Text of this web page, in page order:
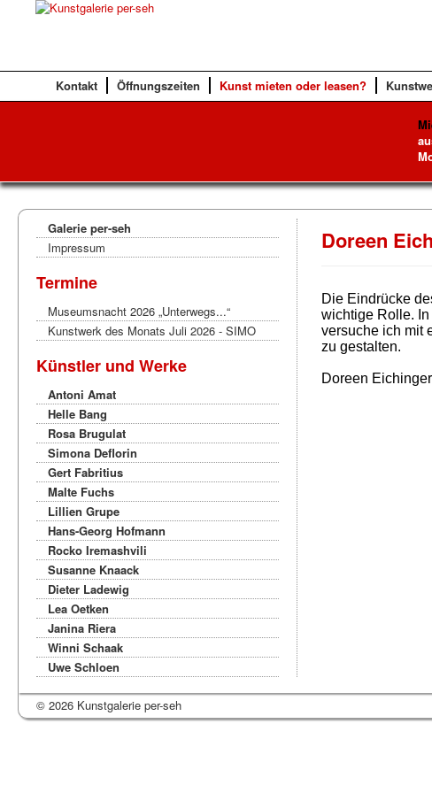
Kontakt Öffnungszeiten Kunst mieten oder leasen?
Galerie per-seh
Impressum
Termine
Museumsnacht 2026 „Unterwegs...“
Kunstwerk des Monats Juli 2026 - SIMO
Künstler und Werke
Antoni Amat
Helle Bang
Rosa Brugulat
Simona Deflorin
Gert Fabritius
Malte Fuchs
Lillien Grupe
Hans-Georg Hofmann
Rocko Iremashvili
Susanne Knaack
Dieter Ladewig
Lea Oetken
Janina Riera
Winni Schaak
Uwe Schloen
Doreen
Die Eindrücke
wichtige Rolle.
versuche ich mit
zu gestalten.
Doreen Eichinger
© 2026 Kunstgalerie per-seh